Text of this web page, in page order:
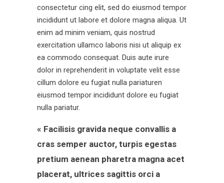
consectetur cing elit, sed do eiusmod tempor
incididunt ut labore et dolore magna aliqua. Ut
enim ad minim veniam, quis nostrud
exercitation ullamco laboris nisi ut aliquip ex
ea commodo consequat. Duis aute irure
dolor in reprehenderit in voluptate velit esse
cillum dolore eu fugiat nulla pariaturen
eiusmod tempor incididunt dolore eu fugiat
nulla pariatur.
« Facilisis gravida neque convallis a
cras semper auctor, turpis egestas
pretium aenean pharetra magna acet
placerat, ultrices sagittis orci a